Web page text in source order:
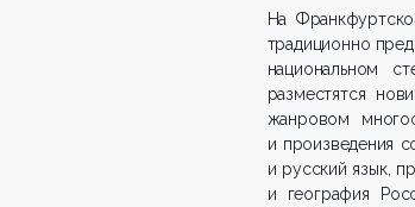
На
традиционно
национальном
разместятся
жанровом
и произведения
и русский язык,
и география